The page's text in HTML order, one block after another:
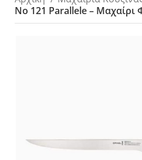
No 121 Parallele – Μαχαίρι